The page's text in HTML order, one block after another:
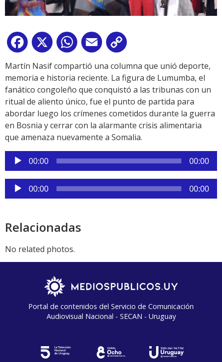
Facebook
X WhatsApp
Email
Link
Martín Nasif compartió una columna que unió deporte,
memoria e historia reciente. La figura de Lumumba, el
fanático congoleño que conquistó a las tribunas con un
ritual de aliento único, fue el punto de partida para
abordar luego los crímenes cometidos durante la guerra
en Bosnia y cerrar con la alarmante crisis alimentaria
que amenaza nuevamente a Somalia.
Reproductor
de
audio
00:00 00:00
Reproductor
de
00:00 00:00
Relacionadas
No related photos.
Portal de contenidos del Servicio de Comunicación
Audiovisual Nacional - SECAN - Uruguay